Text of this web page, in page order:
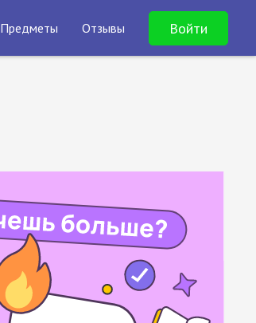
Предметы Отзывы Войти